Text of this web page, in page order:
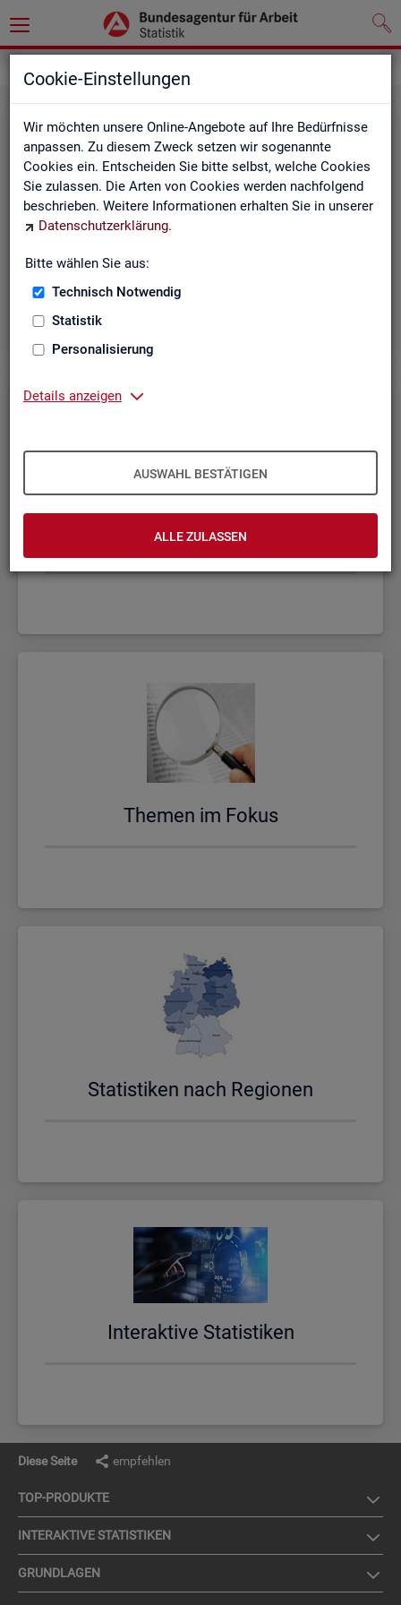
Cookie-Einstellungen
Wir möchten unsere Online-Angebote auf Ihre Bedürfnisse
anpassen. Zu diesem Zweck setzen wir sogenannte
Cookies ein. Entscheiden Sie bitte selbst, welche Cookies
Sie zulassen. Die Arten von Cookies werden nachfolgend
beschrieben. Weitere Informationen erhalten Sie in unserer
Datenschutzerklärung.
Bitte wählen Sie aus:
Technisch Notwendig
Statistik
Personalisierung
Details anzeigen
AUSWAHL BESTÄTIGEN
ALLE ZULASSEN
Rund­schau Ar­beits­markt
Fach­sta­tis­ti­ken
The­men im Fokus
Sta­tis­ti­ken nach Re­gio­nen
In­ter­ak­ti­ve Sta­tis­ti­ken
Diese Seite empfehlen
TOP-PRO­DUK­TE
IN­TER­AK­TI­VE STA­TIS­TI­KEN
GRUND­LA­GEN